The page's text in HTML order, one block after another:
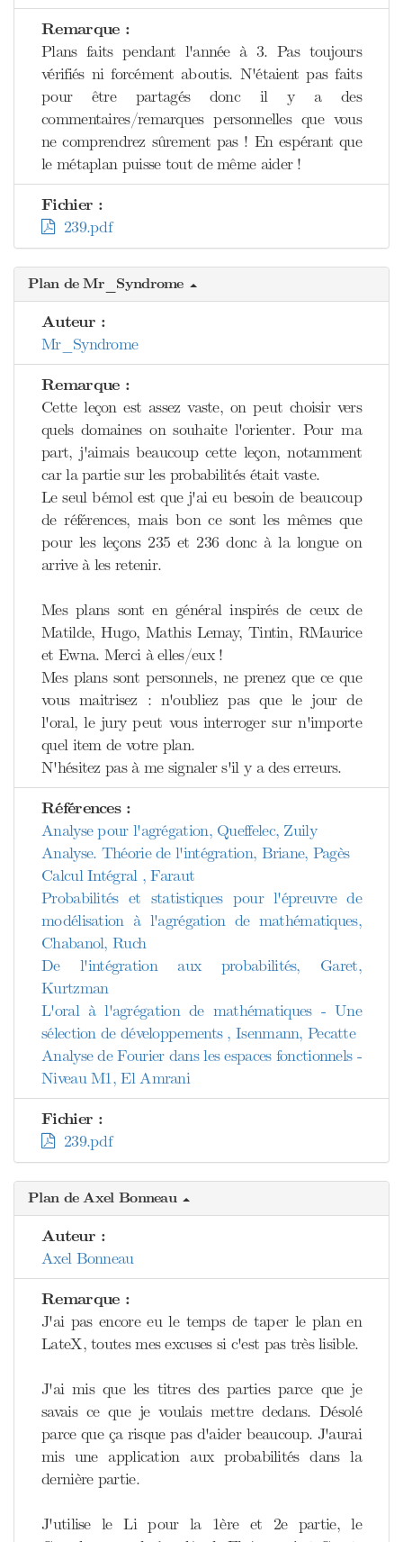
Remarque :
Plans faits pendant l'année à 3. Pas toujours
vérifiés ni forcément aboutis. N'étaient pas faits
pour être partagés donc il y a des
commentaires/remarques personnelles que vous
ne comprendrez sûrement pas ! En espérant que
le métaplan puisse tout de même aider !
Fichier :
239.pdf
Plan de Mr_Syndrome
Auteur :
Mr_Syndrome
Remarque :
Cette leçon est assez vaste, on peut choisir vers
quels domaines on souhaite l'orienter. Pour ma
part, j'aimais beaucoup cette leçon, notamment
car la partie sur les probabilités était vaste.
Le seul bémol est que j'ai eu besoin de beaucoup
de références, mais bon ce sont les mêmes que
pour les leçons 235 et 236 donc à la longue on
arrive à les retenir.
Mes plans sont en général inspirés de ceux de
Matilde, Hugo, Mathis Lemay, Tintin, RMaurice
et Ewna. Merci à elles/eux !
Mes plans sont personnels, ne prenez que ce que
vous maitrisez : n'oubliez pas que le jour de
l'oral, le jury peut vous interroger sur n'importe
quel item de votre plan.
N'hésitez pas à me signaler s'il y a des erreurs.
Références :
Analyse pour l'agrégation, Queffelec, Zuily
Analyse. Théorie de l'intégration, Briane, Pagès
Calcul Intégral , Faraut
Probabilités et statistiques pour l'épreuvre de
modélisation à l'agrégation de mathématiques,
Chabanol, Ruch
De l'intégration aux probabilités, Garet,
Kurtzman
L'oral à l'agrégation de mathématiques - Une
sélection de développements , Isenmann, Pecatte
Analyse de Fourier dans les espaces fonctionnels -
Niveau M1, El Amrani
Fichier :
239.pdf
Plan de Axel Bonneau
Auteur :
Axel Bonneau
Remarque :
J'ai pas encore eu le temps de taper le plan en
LateX, toutes mes excuses si c'est pas très lisible.
J'ai mis que les titres des parties parce que je
savais ce que je voulais mettre dedans. Désolé
parce que ça risque pas d'aider beaucoup. J'aurai
mis une application aux probabilités dans la
dernière partie.
J'utilise le Li pour la 1ère et 2e partie, le